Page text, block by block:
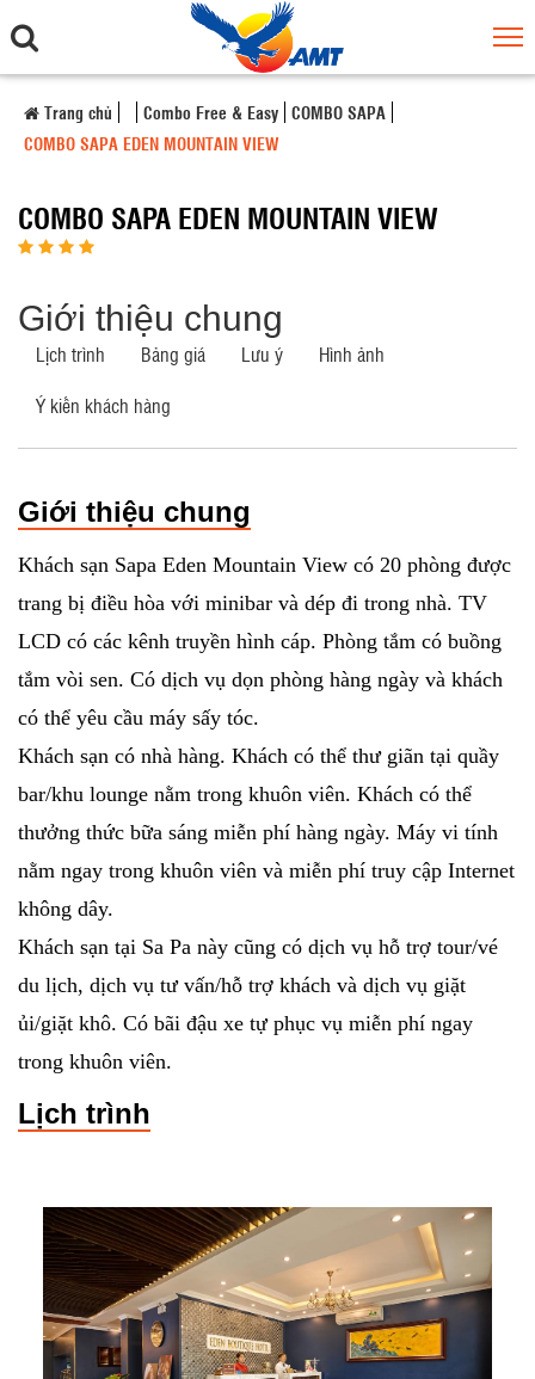
Trang chủ Combo Free & Easy
COMBO SAPA
COMBO SAPA EDEN MOUNTAIN VIEW
COMBO SAPA EDEN MOUNTAIN VIEW
Giới thiệu chung
Lịch trình Bảng giá Lưu ý Hình ảnh
Ý kiến khách hàng
Giới thiệu chung
Khách sạn Sapa Eden Mountain View có 20 phòng được
trang bị điều hòa với minibar và dép đi trong nhà. TV
LCD có các kênh truyền hình cáp. Phòng tắm có buồng
tắm vòi sen. Có dịch vụ dọn phòng hàng ngày và khách
có thể yêu cầu máy sấy tóc.
Khách sạn có nhà hàng. Khách có thể thư giãn tại quầy
bar/khu lounge nằm trong khuôn viên. Khách có thể
thưởng thức bữa sáng miễn phí hàng ngày. Máy vi tính
nằm ngay trong khuôn viên và miễn phí truy cập Internet
không dây.
Khách sạn tại Sa Pa này cũng có dịch vụ hỗ trợ tour/vé
du lịch, dịch vụ tư vấn/hỗ trợ khách và dịch vụ giặt
ủi/giặt khô. Có bãi đậu xe tự phục vụ miễn phí ngay
trong khuôn viên.
Lịch trình